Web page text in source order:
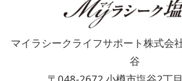
マイラシークライフサポート株式会
谷